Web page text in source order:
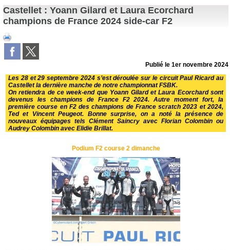
Castellet : Yoann Gilard et Laura Ecorchard
champions de France 2024 side-car F2
Publié le1er novembre 2024
Les 28 et 29 septembre 2024 s’est déroulée sur le circuit Paul Ricard au
Castellet la dernière manche de notre championnat FSBK.
On retiendra de ce week-end que Yoann Gilard et Laura Ecorchard sont
devenus les champions de France F2 2024. Autre moment fort, la
première course en F2 des champions de France scratch 2023 et 2024,
Ted et Vincent Peugeot. Bonne surprise, on a noté la présence de
nouveaux équipages tels Clément Saincry avec Florian Colombin ou
Audrey Colombin avec Elidie Brillat.
Podium F2 course 2 dimanche